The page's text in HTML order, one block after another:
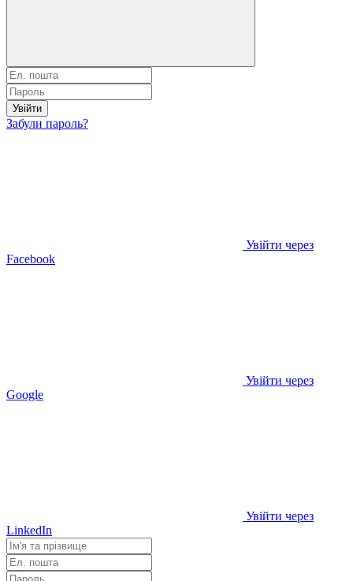
Увійти
Забули пароль?
Увійти через
Facebook
Увійти через
Google
Увійти через
LinkedIn